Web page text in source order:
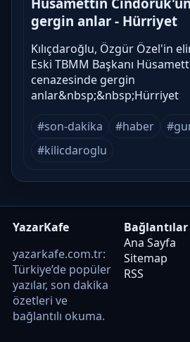
gergin anlar - Hürriyet
Kılıçdaroğlu, Özgür Özel'in
Eski TBMM Başkanı
cenazesinde gergin
anlar&nbsp;&nbsp;Hürriyet
#son-dakika
#haber
#kilicdaroglu
YazarKafe
yazarkafe.com.tr:
Türkiye’de popüler
yazılar, son dakika
özetleri ve
bağlantılı okuma.
Bağlantılar
Ana Sayfa
Sitemap
RSS